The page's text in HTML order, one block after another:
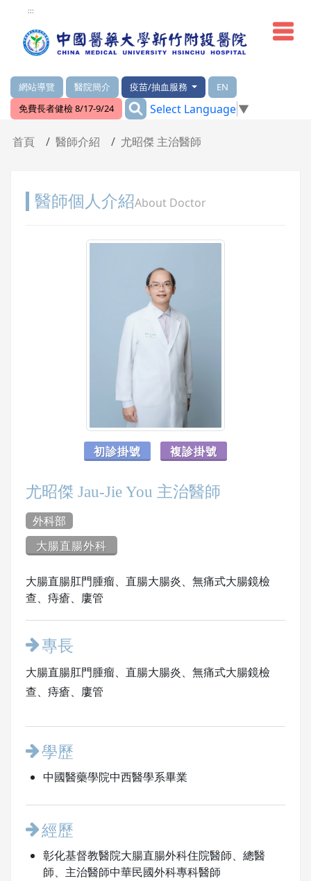
網頁頂端重要消息及連結
:::
網站導覽 醫院簡介 疫苗/抽血服務
EN
免費長者健檢 8/17-9/24
::: Select Language▼
首頁 醫師介紹 尤昭傑 主治醫師
醫師個人介紹About Doctor
初診掛號 複診掛號
尤昭傑 Jau-Jie You 主治醫師
外科部
大腸直腸外科
大腸直腸肛門腫瘤、直腸大腸炎、無痛式大腸鏡檢
查、痔瘡、廔管
專長
大腸直腸肛門腫瘤、直腸大腸炎、無痛式大腸鏡檢
查、痔瘡、廔管
學歷
中國醫藥學院中西醫學系畢業
經歷
彰化基督教醫院大腸直腸外科住院醫師、總醫
師、主治醫師中華民國外科專科醫師